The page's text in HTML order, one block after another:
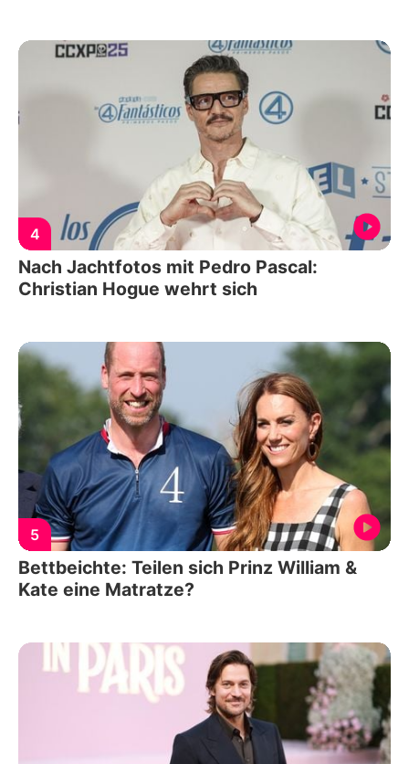
4
Nach Jachtfotos mit Pedro Pascal:
Christian Hogue wehrt sich
5
Bettbeichte: Teilen sich Prinz William &
Kate eine Matratze?